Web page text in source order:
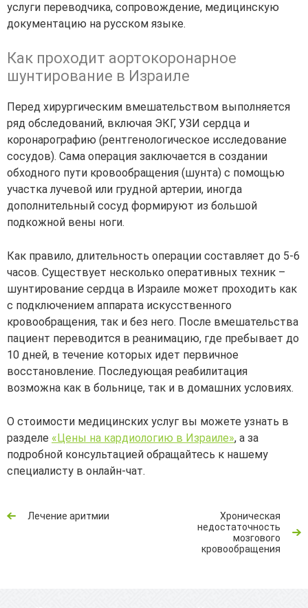
услуги переводчика, сопровождение, медицинскую
документацию на русском языке.
Как проходит аортокоронарное
шунтирование в Израиле
Перед хирургическим вмешательством выполняется
ряд обследований, включая ЭКГ, УЗИ сердца и
коронарографию (рентгенологическое исследование
сосудов). Сама операция заключается в создании
обходного пути кровообращения (шунта) с помощью
участка лучевой или грудной артерии, иногда
дополнительный сосуд формируют из большой
подкожной вены ноги.
Как правило, длительность операции составляет до 5-6
часов. Существует несколько оперативных техник –
шунтирование сердца в Израиле может проходить как
с подключением аппарата искусственного
кровообращения, так и без него. После вмешательства
пациент переводится в реанимацию, где пребывает до
10 дней, в течение которых идет первичное
восстановление. Последующая реабилитация
возможна как в больнице, так и в домашних условиях.
О стоимости медицинских услуг вы можете узнать в
разделе «Цены на кардиологию в Израиле», а за
подробной консультацией обращайтесь к нашему
специалисту в онлайн-чат.
Лечение аритмии
Хроническая
недостаточность
мозгового
кровообращения